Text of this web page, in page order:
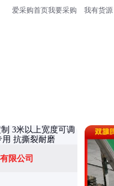
爱采购首页我要采购 我有货源
限公司